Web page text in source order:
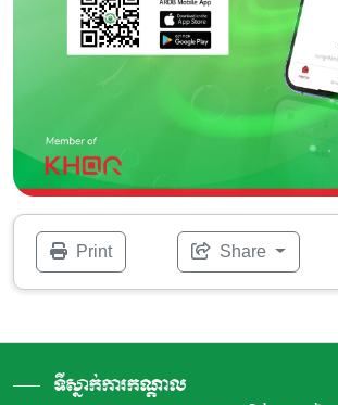
Print Share
ទីស្នាក់ការកណ្តាល